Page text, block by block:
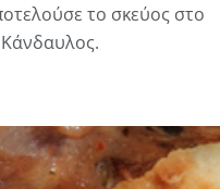
το σκεύος στο